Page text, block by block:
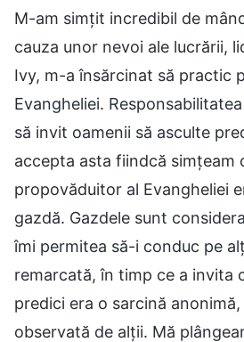
M-am simțit incredibil de
cauza unor nevoi ale lucrării,
Ivy, m-a însărcinat să practic
Evangheliei.
să invit oamenii să asculte
accepta asta fiindcă simțeam
propovăduitor al Evangheliei
gazdă. Gazdele sunt
îmi permitea să-i conduc pe
remarcată, în timp ce a invita
predici era o sarcină
observată de alții. Mă